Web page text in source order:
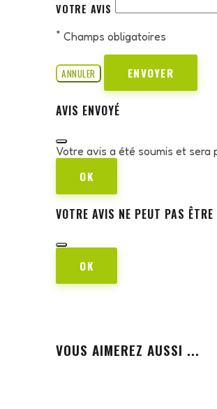
VOTRE AVIS
* Champs obligatoires
ANNULER ENVOYER
AVIS ENVOYÉ
Votre avis a été soumis et sera
OK
VOTRE AVIS NE PEUT PAS ÊTRE
OK
VOUS AIMEREZ AUSSI ...